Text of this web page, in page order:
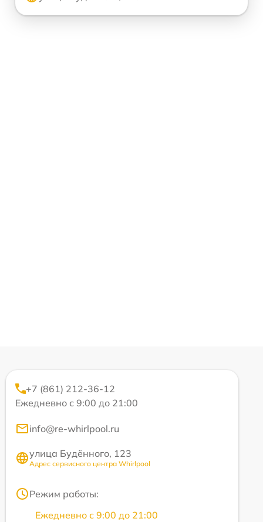
+7 (861) 212-36-12
Ежедневно с 9:00 до 21:00
info@re-whirlpool.ru
улица Будённого, 123
Адрес сервисного центра Whirlpool
Режим работы:
Ежедневно с 9:00 до 21:00